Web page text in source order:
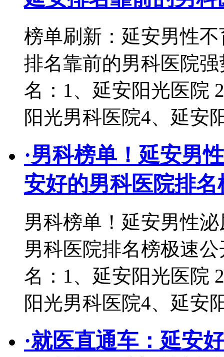
榜单刷新：延安男性
排名靠前的男科医院
名：1、延安阳光医院
阳光男科医院4、延
·男科榜单！延安男
安好的男科医院排名
男科榜单！延安男性
男科医院排名榜极速
名：1、延安阳光医院
阳光男科医院4、延
·就医直通车：延安